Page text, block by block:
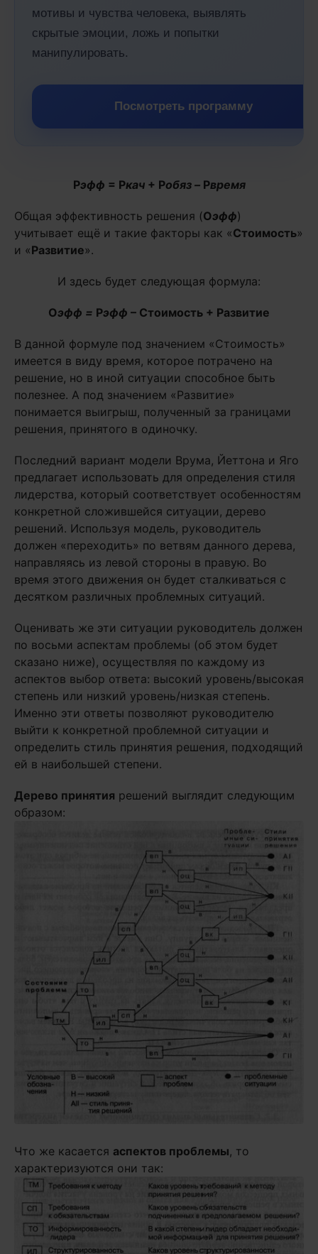
мотивы и чувства человека, выявлять
скрытые эмоции, ложь и попытки
манипулировать.
Посмотреть программу
Рэфф = Ркач+ Робяз – Рвремя
Общая эффективность решения (Оэфф)
учитывает ещё и такие факторы как «Стоимость»
и «Развитие».
И здесь будет следующая формула:
Оэфф = Рэфф – Стоимость + Развитие
В данной формуле под значением «Стоимость»
имеется в виду время, которое потрачено на
решение, но в иной ситуации способное быть
полезнее. А под значением «Развитие»
понимается выигрыш, полученный за границами
решения, принятого в одиночку.
Последний вариант модели Врума, Йеттона и Яго
предлагает использовать для определения стиля
лидерства, который соответствует особенностям
конкретной сложившейся ситуации, дерево
решений. Используя модель, руководитель
должен «переходить» по ветвям данного дерева,
направляясь из левой стороны в правую. Во
время этого движения он будет сталкиваться с
десятком различных проблемных ситуаций.
Оценивать же эти ситуации руководитель должен
по восьми аспектам проблемы (об этом будет
сказано ниже), осуществляя по каждому из
аспектов выбор ответа: высокий уровень/высокая
степень или низкий уровень/низкая степень.
Именно эти ответы позволяют руководителю
выйти к конкретной проблемной ситуации и
определить стиль принятия решения, подходящий
ей в наибольшей степени.
Дерево принятия решений выглядит следующим
образом:
Что же касается аспектов проблемы, то
характеризуются они так: